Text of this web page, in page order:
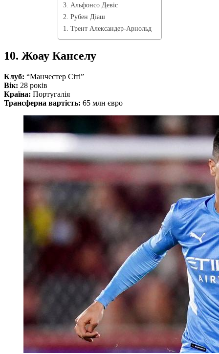
3. Альфонсо Девіс
2. Рубен Діаш
1. Трент Александер-Арнольд
10. Жоау Канселу
Клуб: “Манчестер Сіті”
Вік: 28 років
Країна: Португалія
Трансферна вартість: 65 млн євро